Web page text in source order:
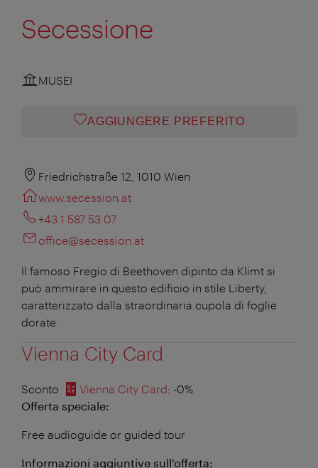
Secessione
MUSEI
AGGIUNGERE PREFERITO
Friedrichstraße 12, 1010 Wien
www.secession.at
+43 1 587 53 07
office@secession.at
Il famoso Fregio di Beethoven dipinto da Klimt si
può ammirare in questo edificio in stile Liberty,
caratterizzato dalla straordinaria cupola di foglie
dorate.
Vienna City Card
Sconto Vienna City Card: -0%
Offerta speciale:
Free audioguide or guided tour
Informazioni aggiuntive sull'offerta: